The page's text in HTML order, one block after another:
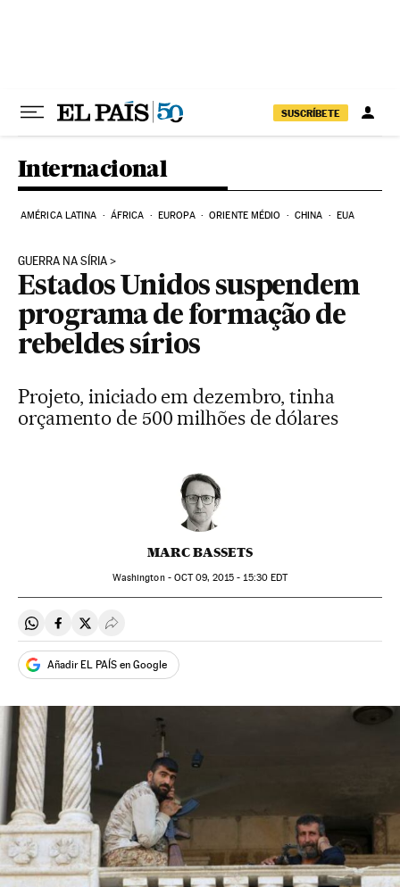
SUSCRÍBETE
Internacional
AMÉRICA LATINA ÁFRICA EUROPA ORIENTE MÉDIO CHINA EUA
GUERRA NA SÍRIA
Estados Unidos suspendem
programa de formação de
rebeldes sírios
Projeto, iniciado em dezembro, tinha
orçamento de 500 milhões de dólares
MARC BASSETS
Washington - OCT09, 2015 - 15:30EDT
Compartir en Whatsapp
Compartir en Facebook
Compartir en Twitter
Desplegar Redes Sociales
Añadir EL PAÍS en Google